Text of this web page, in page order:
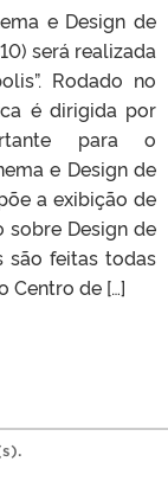
e Design de
será realizada
Rodado no
é dirigida por
para o
e Design de
a exibição de
sobre Design de
são feitas todas
Centro de […]